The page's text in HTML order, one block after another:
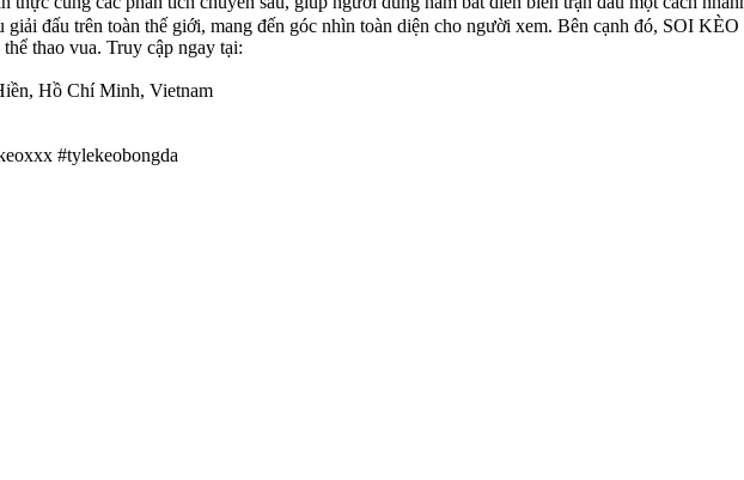
đấu trên toàn thế giới, mang đến góc nhìn toàn diện cho người xem. Bên cạnh đó, SOI
thao vua. Truy cập ngay tại:
Hồ Chí Minh, Vietnam
#tylekeobongda